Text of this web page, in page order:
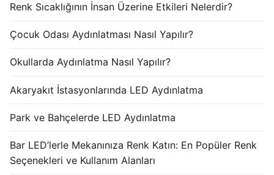
Renk Sıcaklığının İnsan Üzerine Etkileri Nelerdir?
Çocuk Odası Aydınlatması Nasıl Yapılır?
Okullarda Aydınlatma Nasıl Yapılır?
Akaryakıt İstasyonlarında LED Aydınlatma
Park ve Bahçelerde LED Aydınlatma
Bar LED’lerle Mekanınıza Renk Katın: En Popüler Renk
Seçenekleri ve Kullanım Alanları